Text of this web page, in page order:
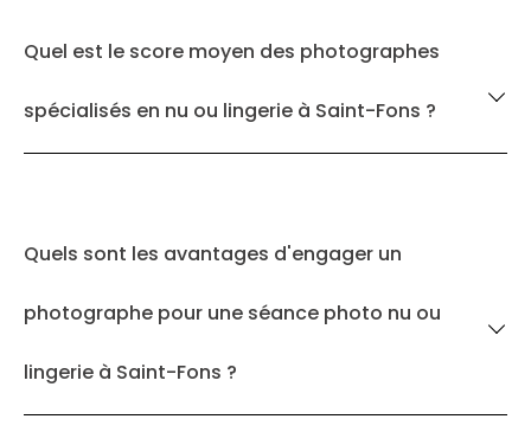
Quel est le score moyen des photographes
spécialisés en nu ou lingerie à Saint-Fons ?
Quels sont les avantages d'engager un
photographe pour une séance photo nu ou
lingerie à Saint-Fons ?